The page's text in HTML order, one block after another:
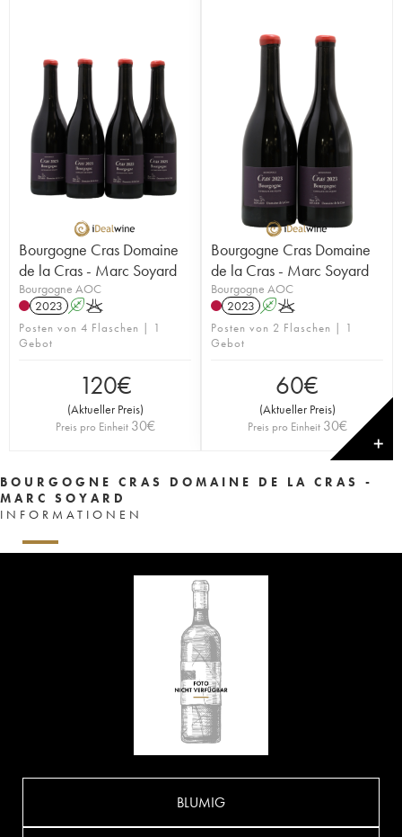
Bourgogne Cras Domaine
de la Cras - Marc Soyard
Bourgogne AOC
2023 AK
Posten von 4 Flaschen | 1
Gebot
120€
(Aktueller Preis)
Preis pro Einheit 30€
Bourgogne Cras Domaine
de la Cras - Marc Soyard
Bourgogne AOC
2023 AK
Posten von 2 Flaschen | 1
Gebot
60€
(Aktueller Preis)
Preis pro Einheit 30€
✕
BOURGOGNE CRAS DOMAINE DE LA CRAS -
MARC SOYARD
INFORMATIONEN
BLUMIG